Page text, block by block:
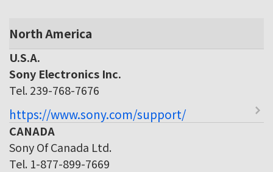
North America
U.S.A.
Sony Electronics Inc.
Tel. 239-768-7676
https://www.sony.com/support/
CANADA
Sony Of Canada Ltd.
Tel. 1-877-899-7669